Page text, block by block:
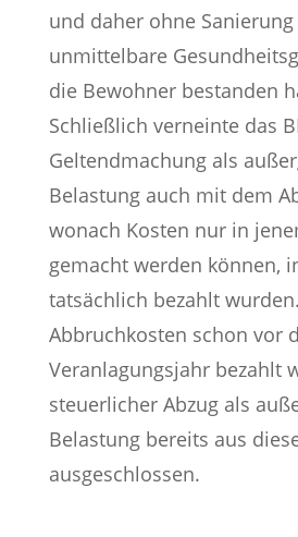
und daher ohne
unmittelbare
die Bewohner bestanden
Schließlich verneinte das
Geltendmachung als
Belastung auch mit dem
wonach Kosten nur in
gemacht werden können,
tatsächlich bezahlt
Abbruchkosten schon vor
Veranlagungsjahr bezahlt
steuerlicher Abzug als
Belastung bereits aus
ausgeschlossen.